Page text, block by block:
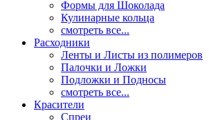
Формы для Шоколада
Кулинарные кольца
смотреть все...
Расходники
Ленты и Листы из полимеров
Палочки и Ложки
Подложки и Подносы
смотреть все...
Красители
Спреи